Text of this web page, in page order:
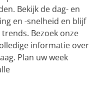
Bekijk de dag- en
en -snelheid en blijf
Bezoek onze
informatie over
Plan uw week